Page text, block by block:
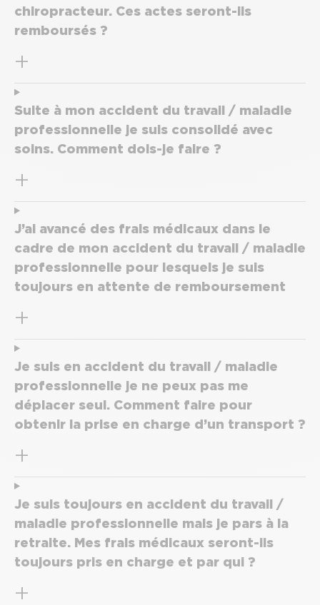
chiropracteur. Ces actes seront-ils
remboursés ?
Suite à mon accident du travail / maladie
professionnelle je suis consolidé avec
soins. Comment dois-je faire ?
J’ai avancé des frais médicaux dans le
cadre de mon accident du travail / maladie
professionnelle pour lesquels je suis
toujours en attente de remboursement
Je suis en accident du travail / maladie
professionnelle je ne peux pas me
déplacer seul. Comment faire pour
obtenir la prise en charge d’un transport ?
Je suis toujours en accident du travail /
maladie professionnelle mais je pars à la
retraite. Mes frais médicaux seront-ils
toujours pris en charge et par qui ?